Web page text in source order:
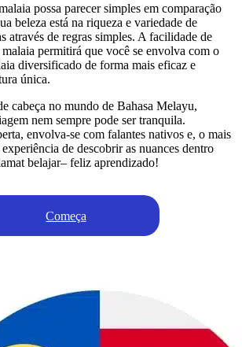
possa parecer simples em comparação
beleza está na riqueza e variedade de
através de regras simples. A facilidade de
permitirá que você se envolva com o
diversificado de forma mais eficaz e
única.
cabeça no mundo de Bahasa Melayu,
nem sempre pode ser tranquila.
envolva-se com falantes nativos e, o mais
de descobrir as nuances dentro
belajar– feliz aprendizado!
Começa